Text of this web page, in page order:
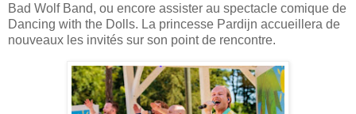
Bad Wolf Band, ou encore assister au spectacle comique de
Dancing with the Dolls. La princesse Pardijn accueillera de
nouveaux les invités sur son point de rencontre.